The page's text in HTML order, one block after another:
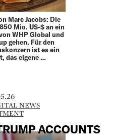
Marc Jacobs: Die
Mio. US-$ an ein
WHP Global und
gehen. Für den
ist es ein
das eigene …
NEWS
ACCOUNTS